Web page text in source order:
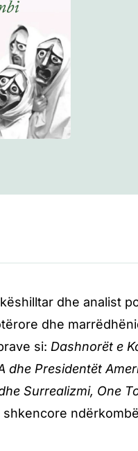
dhe analist
dhe
si: Dashnorët e
dhe Presidentët
Surrealizmi, One